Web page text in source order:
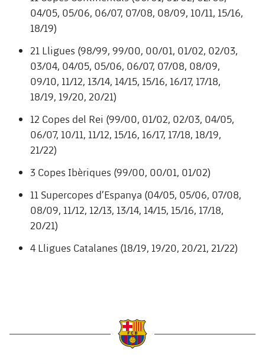
Palmarès
Història
Entrades
Resultats
Classificació
Jugadors
Fotos
Palmarès
Calendari
Resultats
Jugadors
Actualitat
Barça C
Junior
Infantil
Aleví
Campus Estiu
PLUSICON
MÉS
Informació general
plusicon
més
Notícies
Atletisme
plusicon
més
Actualitat
Masculí
Femení
Bàsquet en cadira de rodes
plusicon
més
Jugadors
Calendari
plusicon
més
Actualitat
Jugadors
Classificació
Hoquei herba
plusicon
més
Notícies
Patinatge artístic
plusicon
més
04/05, 05/06, 06/07, 07/08, 08/09, 10/11, 15/16,
18/19)
21 Lligues (98/99, 99/00, 00/01, 01/02, 02/03,
03/04, 04/05, 05/06, 06/07, 07/08, 08/09,
09/10, 11/12, 13/14, 14/15, 15/16, 16/17, 17/18,
18/19, 19/20, 20/21)
12 Copes del Rei (99/00, 01/02, 02/03, 04/05,
06/07, 10/11, 11/12, 15/16, 16/17, 17/18, 18/19,
21/22)
3 Copes Ibèriques (99/00, 00/01, 01/02)
11 Supercopes d’Espanya (04/05, 05/06, 07/08,
08/09, 11/12, 12/13, 13/14, 14/15, 15/16, 17/18,
20/21)
4 Lligues Catalanes (18/19, 19/20, 20/21, 21/22)